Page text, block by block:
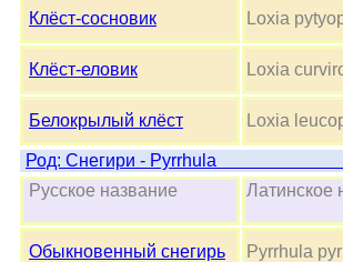
Клёст-сосновик Loxia
Клёст-еловик Loxia
Белокрылый клёст Loxia
Род:
Русское название
Обыкновенный снегирь Pyrrhula